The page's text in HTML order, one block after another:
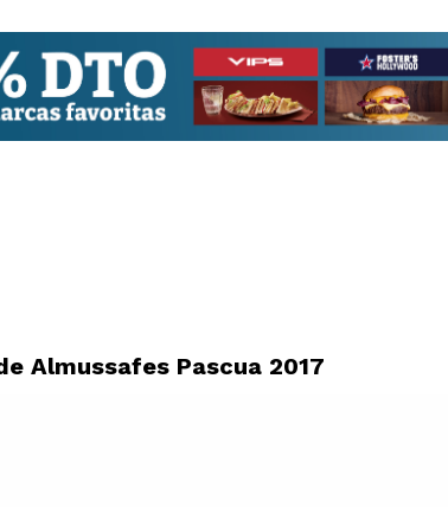
Almussafes Pascua 2017